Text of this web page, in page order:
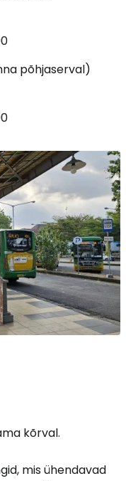
põhjaserval)
kõrval.
mis ühendavad